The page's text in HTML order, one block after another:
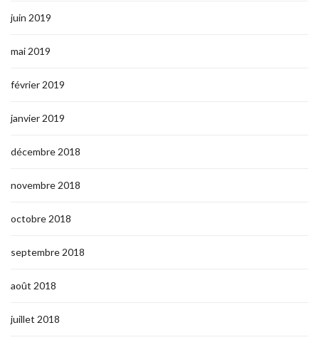
juin 2019
mai 2019
février 2019
janvier 2019
décembre 2018
novembre 2018
octobre 2018
septembre 2018
août 2018
juillet 2018